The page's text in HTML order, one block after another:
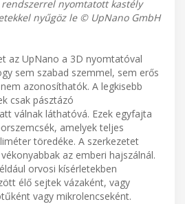
nyomtatott kastély
nyűgöz le © UpNano GmbH
az UpNano a 3D nyomtatóval
sem szabad szemmel, sem erős
azonosíthatók. A legkisebb
csak pásztázó
válnak láthatóvá. Ezek egyfajta
amelyek teljes
töredéke. A szerkezetet
az emberi hajszálnál.
orvosi kísérletekben
élő sejtek vázaként, vagy
vagy mikrolencseként.